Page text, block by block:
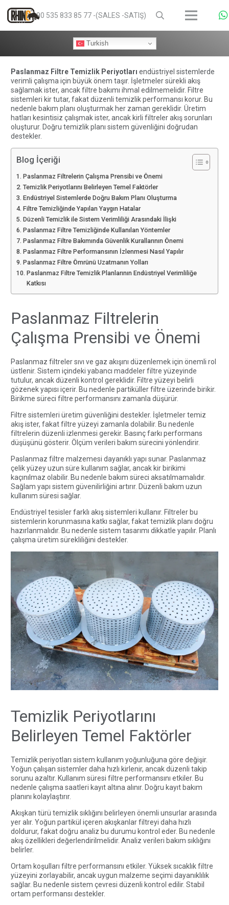
+90 535 833 85 77 -(SALES -SATIŞ)
Turkish
Paslanmaz Filtre Temizlik Periyotları endüstriyel sistemlerde
verimli çalışma için büyük önem taşır. İşletmeler sürekli akış
sağlamak ister, ancak filtre bakımı ihmal edilmemelidir. Filtre
sistemleri kir tutar, fakat düzenli temizlik performansı korur. Bu
nedenle bakım planı oluşturmak her zaman gereklidir. Üretim
hatları kesintisiz çalışmak ister, ancak kirli filtreler akış sorunları
oluşturur. Doğru temizlik planı sistem güvenliğini doğrudan
destekler.
Blog İçeriği
Paslanmaz Filtrelerin Çalışma Prensibi ve Önemi
Temizlik Periyotlarını Belirleyen Temel Faktörler
Endüstriyel Sistemlerde Doğru Bakım Planı Oluşturma
Filtre Temizliğinde Yapılan Yaygın Hatalar
Düzenli Temizlik ile Sistem Verimliliği Arasındaki İlişki
Paslanmaz Filtre Temizliğinde Kullanılan Yöntemler
Paslanmaz Filtre Bakımında Güvenlik Kurallarının Önemi
Paslanmaz Filtre Performansının İzlenmesi Nasıl Yapılır
Paslanmaz Filtre Ömrünü Uzatmanın Yolları
Paslanmaz Filtre Temizlik Planlarının Endüstriyel Verimliliğe
Katkısı
Paslanmaz Filtrelerin
Çalışma Prensibi ve Önemi
Paslanmaz filtreler sıvı ve gaz akışını düzenlemek için önemli rol
üstlenir. Sistem içindeki yabancı maddeler filtre yüzeyinde
tutulur, ancak düzenli kontrol gereklidir. Filtre yüzeyi belirli
gözenek yapısı içerir. Bu nedenle partiküller filtre üzerinde birikir.
Birikme süreci filtre performansını zamanla düşürür.
Filtre sistemleri üretim güvenliğini destekler. İşletmeler temiz
akış ister, fakat filtre yüzeyi zamanla dolabilir. Bu nedenle
filtrelerin düzenli izlenmesi gerekir. Basınç farkı performans
düşüşünü gösterir. Ölçüm verileri bakım sürecini yönlendirir.
Paslanmaz filtre malzemesi dayanıklı yapı sunar. Paslanmaz
çelik yüzey uzun süre kullanım sağlar, ancak kir birikimi
kaçınılmaz olabilir. Bu nedenle bakım süreci aksatılmamalıdır.
Sağlam yapı sistem güvenilirliğini artırır. Düzenli bakım uzun
kullanım süresi sağlar.
Endüstriyel tesisler farklı akış sistemleri kullanır. Filtreler bu
sistemlerin korunmasına katkı sağlar, fakat temizlik planı doğru
hazırlanmalıdır. Bu nedenle sistem tasarımı dikkatle yapılır. Planlı
çalışma üretim sürekliliğini destekler.
Temizlik Periyotlarını
Belirleyen Temel Faktörler
Temizlik periyotları sistem kullanım yoğunluğuna göre değişir.
Yoğun çalışan sistemler daha hızlı kirlenir, ancak düzenli takip
sorunu azaltır. Kullanım süresi filtre performansını etkiler. Bu
nedenle çalışma saatleri kayıt altına alınır. Doğru kayıt bakım
planını kolaylaştırır.
Akışkan türü temizlik sıklığını belirleyen önemli unsurlar arasında
yer alır. Yoğun partikül içeren akışkanlar filtreyi daha hızlı
doldurur, fakat doğru analiz bu durumu kontrol eder. Bu nedenle
akış özellikleri değerlendirilmelidir. Analiz verileri bakım sıklığını
belirler.
Ortam koşulları filtre performansını etkiler. Yüksek sıcaklık filtre
yüzeyini zorlayabilir, ancak uygun malzeme seçimi dayanıklılık
sağlar. Bu nedenle sistem çevresi düzenli kontrol edilir. Stabil
ortam performansı destekler.